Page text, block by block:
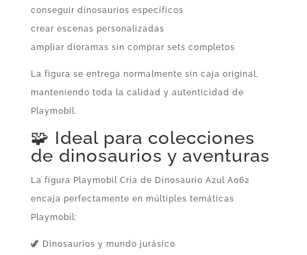
conseguir dinosaurios específicos
crear escenas personalizadas
ampliar dioramas sin comprar sets completos
La figura se entrega normalmente sin caja original,
manteniendo toda la calidad y autenticidad de
Playmobil.
🧩 Ideal para colecciones
de dinosaurios y aventuras
La figura Playmobil Cría de Dinosaurio Azul A062
encaja perfectamente en múltiples temáticas
Playmobil:
🦖 Dinosaurios y mundo jurásico